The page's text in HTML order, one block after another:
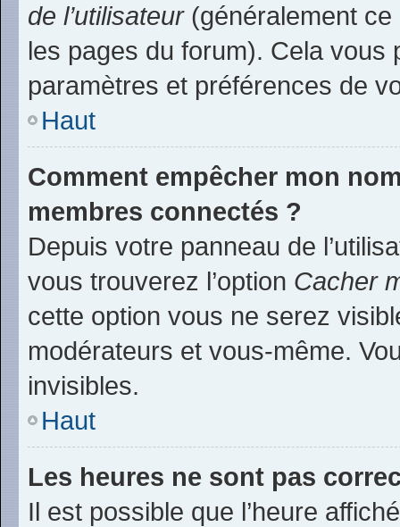
de l’utilisateur(généralement ce
les pages du forum). Cela vous
paramètres et préférences de
Haut
Comment empêcher mon
membres connectés ?
Depuis votre panneau de
vous trouverez l’option Cacher
cette option vous ne serez
modérateurs et vous-même.
invisibles.
Haut
Les heures ne sont pas
Il est possible que l’heure